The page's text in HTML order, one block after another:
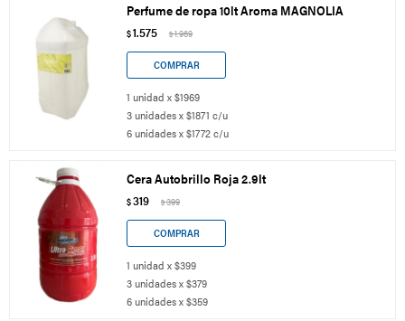
Perfume de ropa 10lt Aroma MAGNOLIA
$1.575 $1.969
1 unidad x $1969
3 unidades x $1871 c/u
6 unidades x $1772 c/u
Cera Autobrillo Roja 2.9lt
$319 $399
1 unidad x $399
3 unidades x $379
6 unidades x $359